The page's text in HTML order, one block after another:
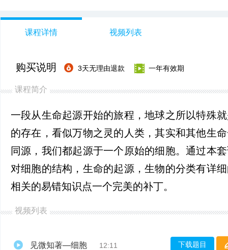
课程详情 视频列表
购买说明 3天无理由退款 一年有效期
课程简介
一段从生命起源开始的旅程，地球之所以特殊
的存在，看似万物之灵的人类，其实和其他生
同源，我们都起源于一个原始的细胞。通过本
对细胞的结构，生命的起源，生物的分类有详
相关的易错知识点一个完美的补丁。
视频列表
见微知著—细胞 12:11 下载题目